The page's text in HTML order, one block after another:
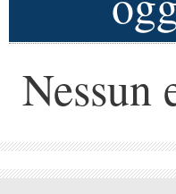
Nessun